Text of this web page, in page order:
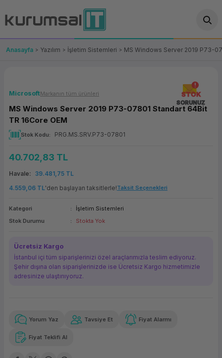
Geri Dön
Geri Dön
OT/VT Ürünleri
Fiş Yazıcı
Self Servis Ekranı
Panel PC
(Firewall)
Geri Dön
Makinesi
Makinesi
Geri Dön
Çözümleri
Geri Dön
Geri Dön
Bağlantı
Yedekleme
Geri Dön
Ürünler
Paketi
Anasayfa Yazılım İşletim Sistemleri MS Windows Server 2019 P73-
STOK
SORUNUZ
MicrosoftMarkanın tüm ürünleri
MS Windows Server 2019 P73-07801 Standart 64Bit
TR 16Core OEM
Stok Kodu PRG.MS.SRV.P73-07801
40.702,83 TL
Havale
39.481,75 TL
4.559,06 TL'den başlayan taksitlerle!Taksit Seçenekleri
Kategori
İşletim Sistemleri
Stok Durumu
Stokta Yok
Ücretsiz Kargo
İstanbul içi tüm siparişlerinizi özel araçlarımızla teslim ediyoruz.
Şehir dışına olan siparişlerinizde ise Ücretsiz Kargo hizmetimizle
adresinize ulaştırııyoruz.
Güvenilir Alışveriş
Kolay iade imkanı
4.559,06 TL
Yorum Yaz Tavsiye Et Fiyat Alarmı
Fiyat Teklifi Al